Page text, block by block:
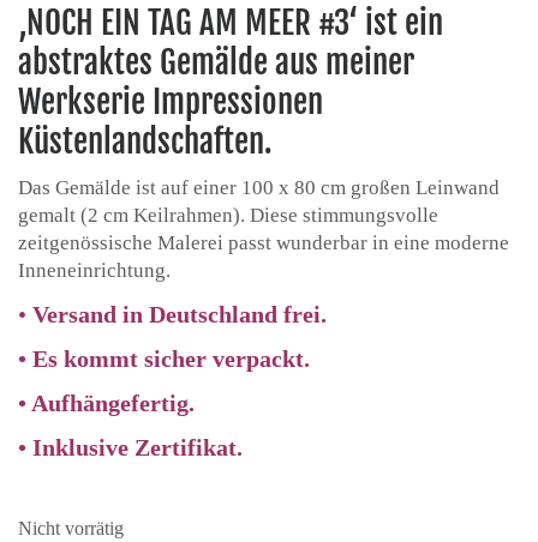
‚NOCH EIN TAG AM MEER #3‘ ist ein
abstraktes Gemälde aus meiner
Werkserie Impressionen
Küstenlandschaften.
Das Gemälde ist auf einer 100 x 80 cm großen Leinwand
gemalt (2 cm Keilrahmen). Diese stimmungsvolle
zeitgenössische Malerei passt wunderbar in eine moderne
Inneneinrichtung.
• Versand in Deutschland frei.
• Es kommt sicher verpackt.
• Aufhängefertig.
• Inklusive Zertifikat.
Nicht vorrätig